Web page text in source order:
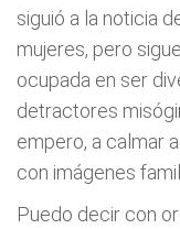
siguió a la noticia
mujeres, pero
ocupada en ser
detractores
empero, a calmar
con imágenes
Puedo decir con